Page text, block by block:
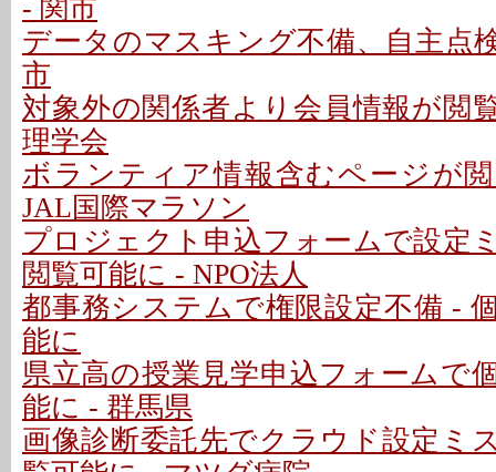
- 関市
データのマスキング不備、自主点
市
対象外の関係者より会員情報が閲
理学会
ボランティア情報含むページが
JAL国際マラソン
プロジェクト申込フォームで設定
閲覧可能に - NPO法人
都事務システムで権限設定不備 -
能に
県立高の授業見学申込フォームで
能に - 群馬県
画像診断委託先でクラウド設定ミ